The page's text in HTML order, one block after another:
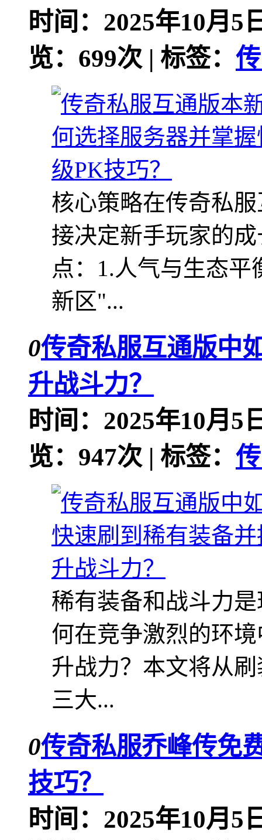
时间：2025年10月5
览：699次 | 标签：
核心策略在传奇私
接决定新手玩家的
点：1.人气与生态
新区"...
0传奇私服互通版中
升战斗力？
时间：2025年10月5
览：947次 | 标签：
稀有装备和战斗力
何在竞争激烈的环
升战力？本文将从
三大...
0传奇私服乔峰传免
技巧？
时间：2025年10月5